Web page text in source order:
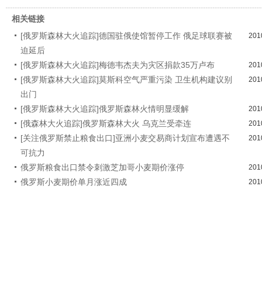
相关链接
[俄罗斯森林大火追踪]德国驻俄使馆暂停工作 俄足球联赛被
迫延后
[俄罗斯森林大火追踪]梅德韦杰夫为灾区捐款35万卢布
[俄罗斯森林大火追踪]莫斯科空气严重污染 卫生机构建议别
出门
[俄罗斯森林大火追踪]俄罗斯森林火情明显缓解
[俄森林大火追踪]俄罗斯森林大火 乌克兰受牵连
[关注俄罗斯禁止粮食出口]亚洲小麦交易商计划宣布遭遇不
可抗力
俄罗斯粮食出口禁令刺激芝加哥小麦期价涨停
俄罗斯小麦期价单月涨近四成